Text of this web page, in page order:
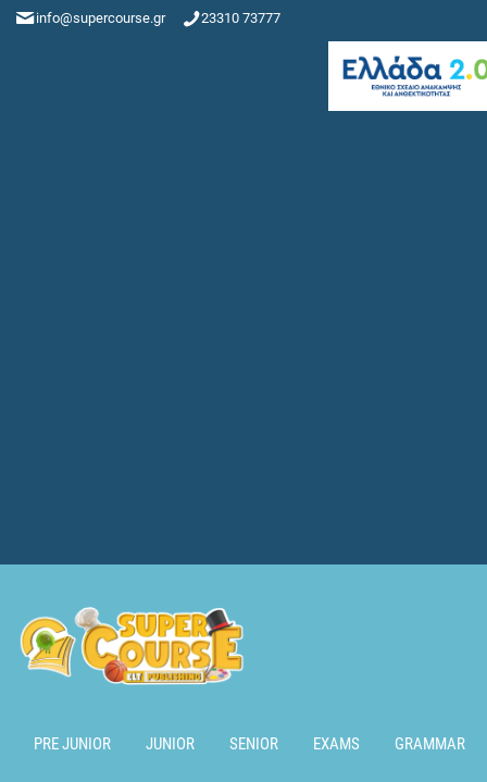
info@supercourse.gr 23310 73777
PRE JUNIOR JUNIOR SENIOR EXAMS GRAMMAR